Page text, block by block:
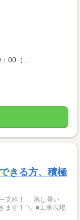
00（...
きる方、積極
支給！ 蒸し暑い
■工事現場